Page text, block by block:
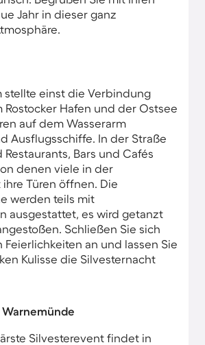
Jahr in dieser ganz
stellte einst die Verbindung
Rostocker Hafen und der Ostsee
auf dem Wasserarm
Ausflugsschiffe. In der Straße
Restaurants, Bars und Cafés
denen viele in der
Türen öffnen. Die
werden teils mit
ausgestattet, es wird getanzt
Schließen Sie sich
an und lassen Sie
Kulisse die Silvesternacht
Silvesterevent findet in